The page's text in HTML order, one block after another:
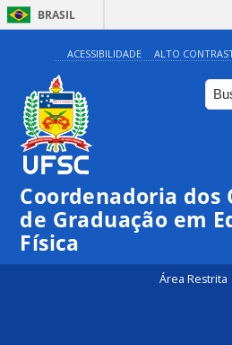
BRASIL
ACESSIBILIDADE ALTO
Coordenadoria dos
de Graduação em
Física
Área Restrita